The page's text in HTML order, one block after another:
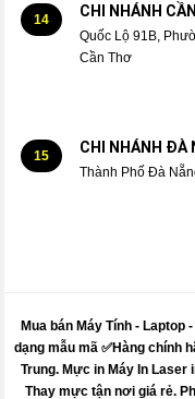
14 CHI NHÁNH
Quốc Lộ 91B,
Cần Thơ
15 CHI NHÁNH ĐÀ
Thành Phố Đà
Mua bán Máy Tính - Laptop
dạng mẫu mã ✅Hàng chính
Trung. Mực in Máy In Laser
Thay mựctận nơi giá rẻ.